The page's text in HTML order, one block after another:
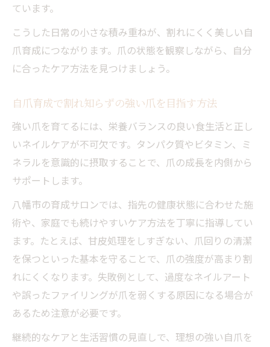
ています。
こうした日常の小さな積み重ねが、割れにくく美しい自
爪育成につながります。爪の状態を観察しながら、自分
に合ったケア方法を見つけましょう。
自爪育成で割れ知らずの強い爪を目指す方法
強い爪を育てるには、栄養バランスの良い食生活と正し
いネイルケアが不可欠です。タンパク質やビタミン、ミ
ネラルを意識的に摂取することで、爪の成長を内側から
サポートします。
八幡市の育成サロンでは、指先の健康状態に合わせた施
術や、家庭でも続けやすいケア方法を丁寧に指導してい
ます。たとえば、甘皮処理をしすぎない、爪回りの清潔
を保つといった基本を守ることで、爪の強度が高まり割
れにくくなります。失敗例として、過度なネイルアート
や誤ったファイリングが爪を弱くする原因になる場合が
あるため注意が必要です。
継続的なケアと生活習慣の見直しで、理想の強い自爪を